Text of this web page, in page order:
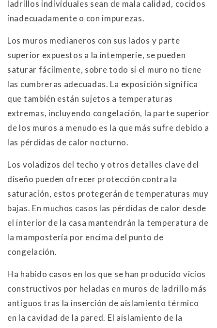
ladrillos individuales sean de mala calidad, cocidos
inadecuadamente o con impurezas.
Los muros medianeros con sus lados y parte
superior expuestos a la intemperie, se pueden
saturar fácilmente, sobre todo si el muro no tiene
las cumbreras adecuadas. La exposición significa
que también están sujetos a temperaturas
extremas, incluyendo congelación, la parte superior
de los muros a menudo es la que más sufre debido a
las pérdidas de calor nocturno.
Los voladizos del techo y otros detalles clave del
diseño pueden ofrecer protección contra la
saturación, estos protegerán de temperaturas muy
bajas. En muchos casos las pérdidas de calor desde
el interior de la casa mantendrán la temperatura de
la mampostería por encima del punto de
congelación.
Ha habido casos en los que se han producido vicios
constructivos por heladas en muros de ladrillo más
antiguos tras la inserción de aislamiento térmico
en la cavidad de la pared. El aislamiento de la